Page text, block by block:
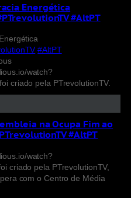
Energética
#AltPT
#AltPT
watch?
criado pela PTrevolutionTV.
na Ocupa Fim ao
#AltPT
watch?
criado pela PTrevolutionTV,
com o Centro de Média